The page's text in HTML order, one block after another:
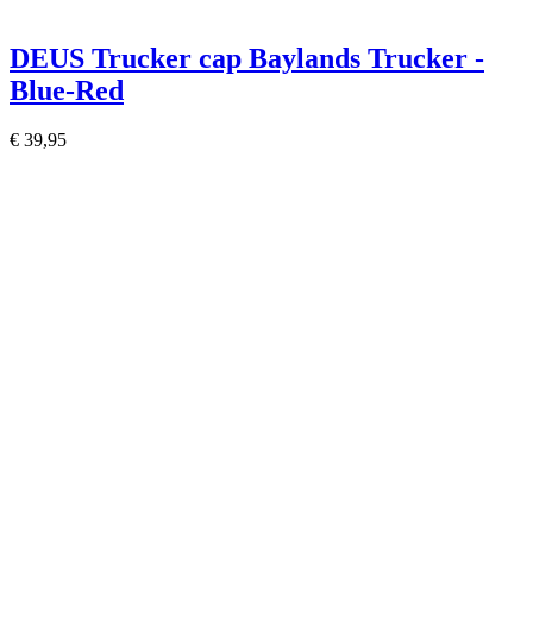
DEUS Trucker cap Baylands Trucker -
Blue-Red
€ 39,95